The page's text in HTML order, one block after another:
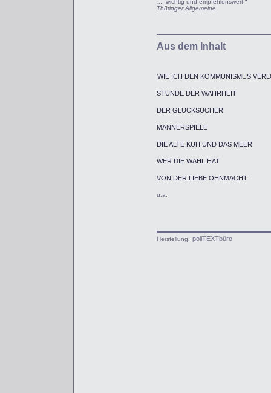
„... wichtig und empfehlenswert.“
Thüringer Allgemeine
Aus dem Inhalt
WIE ICH DEN KOMMUNISMUS
STUNDE DER WAHRHEIT
DER GLÜCKSUCHER
MÄNNERSPIELE
DIE ALTE KUH UND DAS MEER
WER DIE WAHL HAT
VON DER LIEBE OHNMACHT
u.a.
Herstellung: poliTEXTbüro